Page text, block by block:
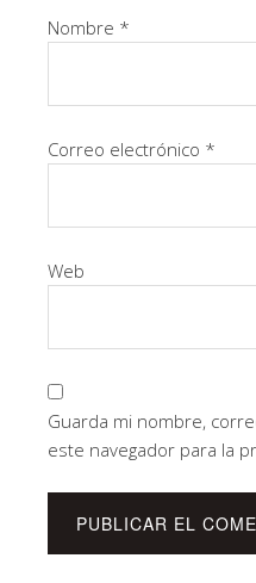
Nombre *
Correo electrónico *
Web
Guarda mi nombre,
este navegador para la